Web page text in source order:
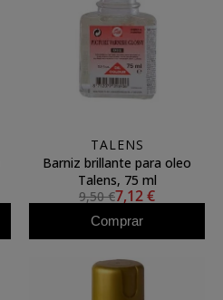
TALENS
Barniz brillante para oleo
Talens, 75 ml
9,50 €7,12 €
Comprar